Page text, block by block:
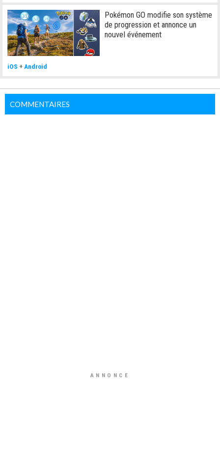
Pokémon GO modifie son système
de progression et annonce un
nouvel événement
iOS + Android
COMMENTAIRES
ANNONCE